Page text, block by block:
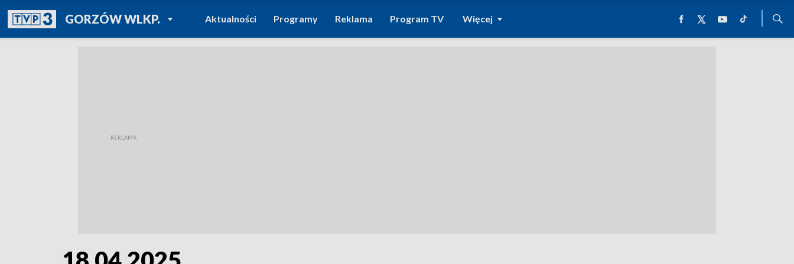
GORZÓW WLKP.POWRÓT DO
TVP REGIONY
Aktualności Programy Reklama Program TV Więcej